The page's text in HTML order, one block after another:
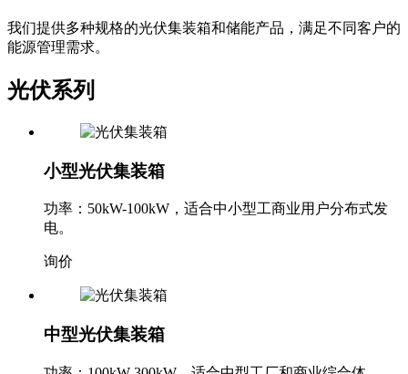
我们提供多种规格的光伏集装箱和储能产品，满足不同客户的
能源管理需求。
光伏系列
小型光伏集装箱
功率：50kW-100kW，适合中小型工商业用户分布式发
电。
询价
中型光伏集装箱